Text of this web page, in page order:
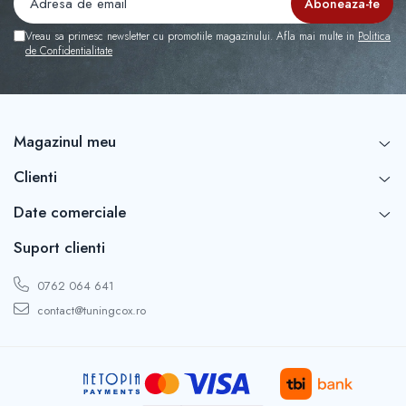
Capace r16 Toyota
Capace r16 Volvo
Capace r16 VW
Vreau sa primesc newsletter cu promotiile magazinului. Afla mai multe in Politica
de Confidentialitate
Magazinul meu
Clienti
Date comerciale
Suport clienti
0762 064 641
contact@tuningcox.ro